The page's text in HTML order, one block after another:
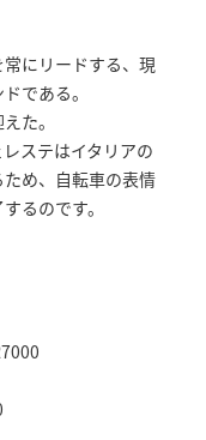
にリードする、現
である。
た。
ステはイタリアの
め、自転車の表情
るのです。